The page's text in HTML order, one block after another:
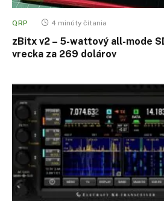
QRP 4 minúty čítania
zBitx v2 – 5-wattový all-mode
vrecka za 269 dolárov